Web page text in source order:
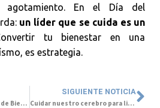
agotamiento. En el Día del
un líder que se cuida es un
tu bienestar en una
es estrategia.
Construyendo puentes de Bienestar: Grupo Cetep se instala en Colombia
SIGUIENTE NOTICIA
Cuidar nuestro cerebro para liderar mejo y trabajar con eficacia